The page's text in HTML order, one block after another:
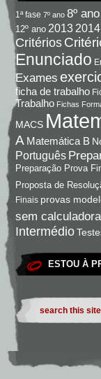
1ª fase 7º ano 8º ano
12º ano 2013 2014
Critérios
Enunciado
Exames
ficha de trabalho
Trabalho Fichas
MACS
A Matemática B
Português
Preparação Prova
Proposta de
Finais provas
sem calculadora
Intermédio
ESTOU À